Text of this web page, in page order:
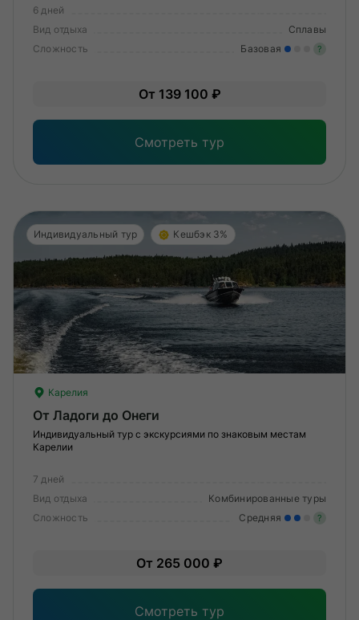
6 дней
Вид отдыха
Сплавы
Сложность
Базовая ?
От 139 100 ₽
Смотреть тур
Индивидуальный тур Кешбэк 3%
Карелия
От Ладоги до Онеги
Индивидуальный тур с экскурсиями по знаковым местам
Карелии
7 дней
Вид отдыха
Комбинированные туры
Сложность
Средняя ?
От 265 000 ₽
Смотреть тур